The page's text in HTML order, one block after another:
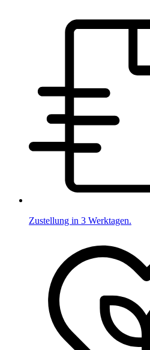
Zustellung in 3 Werktagen.